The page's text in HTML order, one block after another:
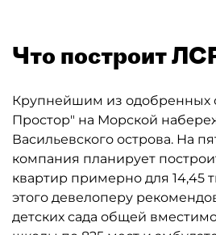
Что построит
Крупнейшим из одобренных
Простор" на Морской
Васильевского острова. На
компания планирует
квартир примерно для 14,45
этого девелоперу
детских сада общей